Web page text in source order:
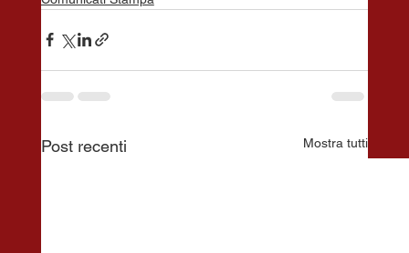
Post recenti Mostra tutti